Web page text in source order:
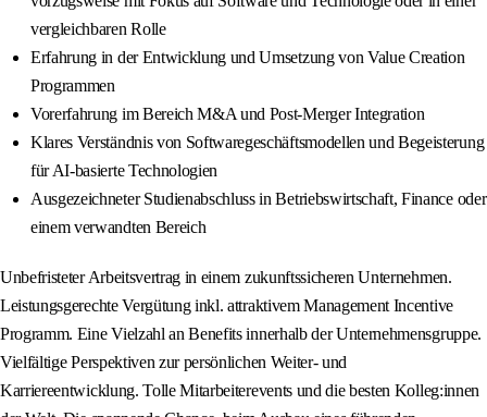
vergleichbaren Rolle
Erfahrung in der Entwicklung und Umsetzung von Value Creation
Programmen
Vorerfahrung im Bereich M&A und Post‑Merger Integration
Klares Verständnis von Softwaregeschäftsmodellen und Begeisterung
für AI‑basierte Technologien
Ausgezeichneter Studienabschluss in Betriebswirtschaft, Finance oder
einem verwandten Bereich
Unbefristeter Arbeitsvertrag in einem zukunftssicheren Unternehmen.
Leistungsgerechte Vergütung inkl. attraktivem Management Incentive
Programm. Eine Vielzahl an Benefits innerhalb der Unternehmensgruppe.
Vielfältige Perspektiven zur persönlichen Weiter- und
Karriereentwicklung. Tolle Mitarbeiterevents und die besten Kolleg:innen